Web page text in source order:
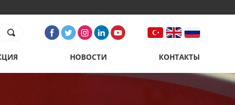
НОВОСТИ КОНТАКТЫ